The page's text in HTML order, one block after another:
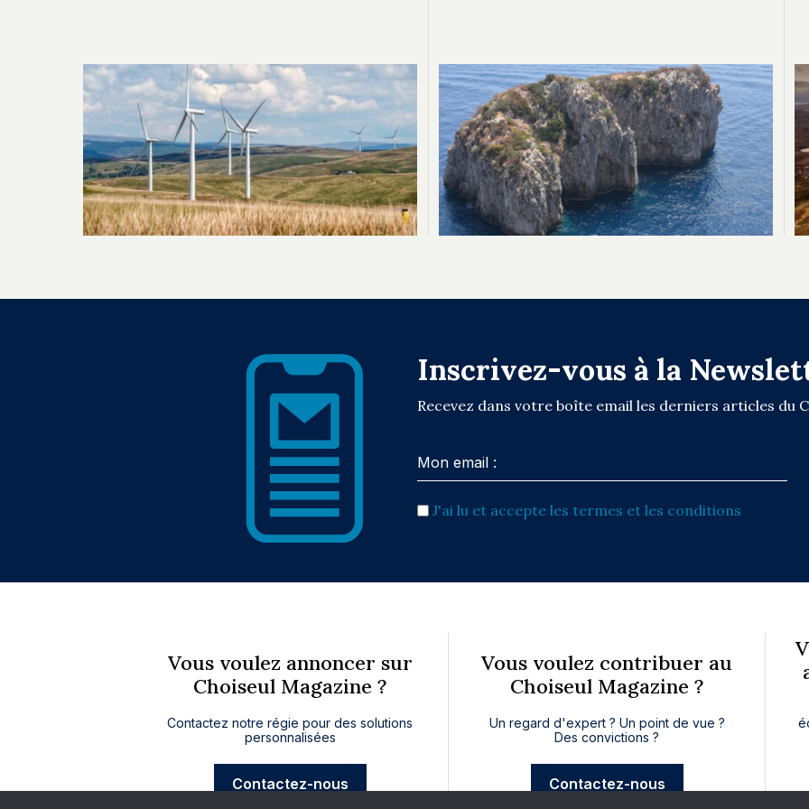
Inscrivez-vous à la
Recevez dans votre boîte email les derniers articles du
J'ai lu et accepte les termes et les conditions
Vous voulez annoncer sur
Choiseul Magazine ?
Contactez notre régie pour des solutions
personnalisées
Contactez-nous
Vous voulez contribuer au
Choiseul Magazine ?
Un regard d'expert ? Un point de vue ?
Des convictions ?
Contactez-nous